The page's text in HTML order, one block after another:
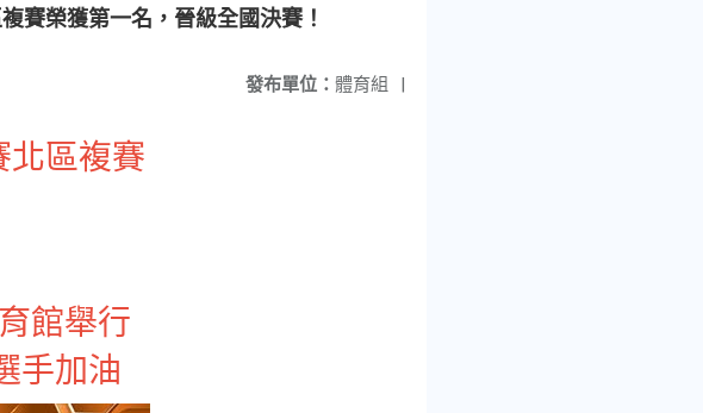
賽榮獲第一名，晉級全國決賽！
發布單位： 體育組 |
北區複賽
館舉行
手加油